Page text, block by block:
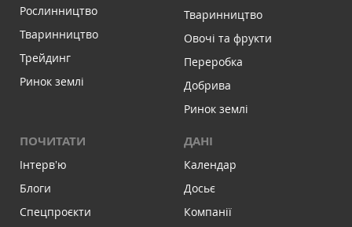
Рослинництво
Тваринництво
Трейдинг
Ринок землі
Тваринництво
Овочі та фрукти
Переробка
Добрива
Ринок землі
ПОЧИТАТИ
Інтервʼю
Блоги
Спецпроєкти
ДАНІ
Календар
Досьє
Компанії